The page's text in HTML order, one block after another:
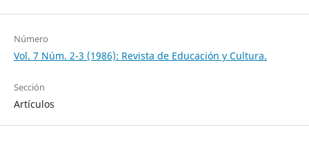
Número
Vol. 7 Núm. 2-3 (1986): Revista de Educación y Cultura.
Sección
Artículos